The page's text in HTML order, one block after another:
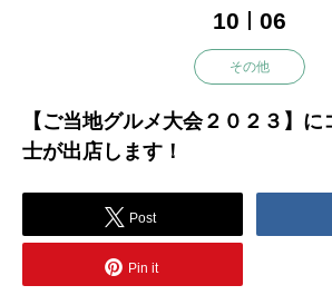
10 06
その他
【ご当地グルメ大会２０２３】
士が出店します！
Post
Pin it